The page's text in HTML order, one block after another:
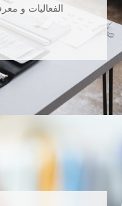
الفعاليات و